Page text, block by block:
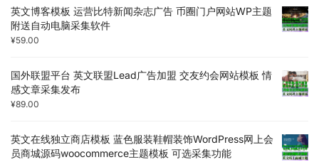
英文博客模板 运营比特新闻杂志广告 币圈门户网站WP主题
附送自动电脑采集软件
¥59.00
国外联盟平台 英文联盟Lead广告加盟 交友约会网站模板 情
感文章采集发布
¥89.00
英文在线独立商店模板 蓝色服装鞋帽装饰WordPress网上会
员商城源码woocommerce主题模板 可选采集功能